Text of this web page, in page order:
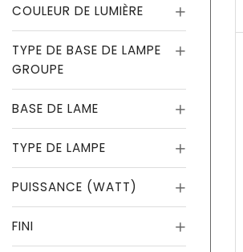
COULEUR DE LUMIÈRE
TYPE DE BASE DE LAMPE
GROUPE
BASE DE LAME
TYPE DE LAMPE
PUISSANCE (WATT)
FINI